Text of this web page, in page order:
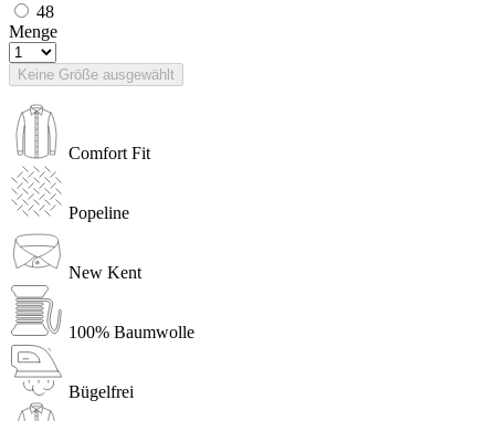
48
Menge
Keine Größe ausgewählt
Comfort Fit
Popeline
New Kent
100% Baumwolle
Bügelfrei